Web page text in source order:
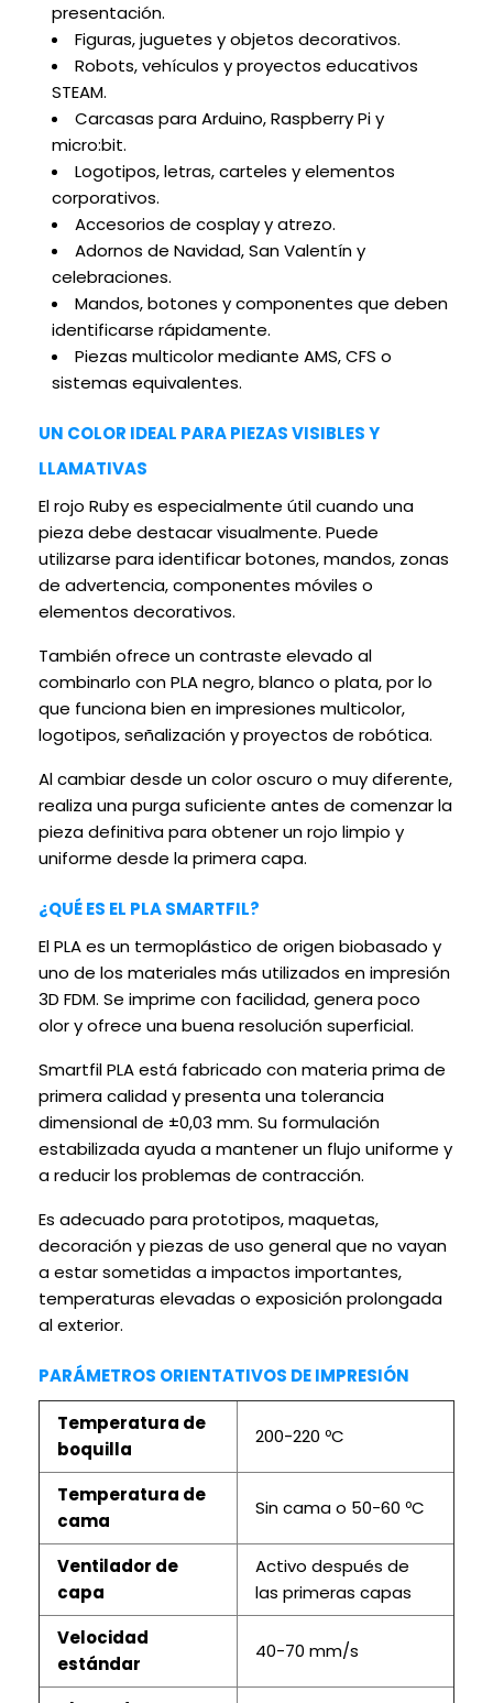
presentación.
Figuras, juguetes y objetos decorativos.
Robots, vehículos y proyectos educativos
STEAM.
Carcasas para Arduino, Raspberry Pi y
micro:bit.
Logotipos, letras, carteles y elementos
corporativos.
Accesorios de cosplay y atrezo.
Adornos de Navidad, San Valentín y
celebraciones.
Mandos, botones y componentes que deben
identificarse rápidamente.
Piezas multicolor mediante AMS, CFS o
sistemas equivalentes.
UN COLOR IDEAL PARA PIEZAS VISIBLES Y
LLAMATIVAS
El rojo Ruby es especialmente útil cuando una
pieza debe destacar visualmente. Puede
utilizarse para identificar botones, mandos, zonas
de advertencia, componentes móviles o
elementos decorativos.
También ofrece un contraste elevado al
combinarlo con PLA negro, blanco o plata, por lo
que funciona bien en impresiones multicolor,
logotipos, señalización y proyectos de robótica.
Al cambiar desde un color oscuro o muy diferente,
realiza una purga suficiente antes de comenzar la
pieza definitiva para obtener un rojo limpio y
uniforme desde la primera capa.
¿QUÉ ES EL PLA SMARTFIL?
El PLA es un termoplástico de origen biobasado y
uno de los materiales más utilizados en impresión
3D FDM. Se imprime con facilidad, genera poco
olor y ofrece una buena resolución superficial.
Smartfil PLA está fabricado con materia prima de
primera calidad y presenta una tolerancia
dimensional de ±0,03 mm. Su formulación
estabilizada ayuda a mantener un flujo uniforme y
a reducir los problemas de contracción.
Es adecuado para prototipos, maquetas,
decoración y piezas de uso general que no vayan
a estar sometidas a impactos importantes,
temperaturas elevadas o exposición prolongada
al exterior.
PARÁMETROS ORIENTATIVOS DE IMPRESIÓN
Temperatura de
boquilla
200-220 ºC
Temperatura de
cama
Sin cama o 50-60 ºC
Ventilador de
capa
Activo después de
las primeras capas
Velocidad
estándar
40-70 mm/s